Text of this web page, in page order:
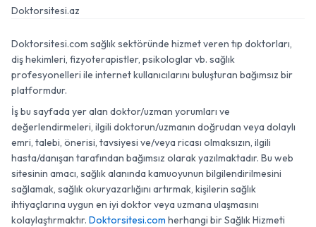
Doktorsitesi.az
Doktorsitesi.com sağlık sektöründe hizmet veren tıp doktorları,
diş hekimleri, fizyoterapistler, psikologlar vb. sağlık
profesyonelleri ile internet kullanıcılarını buluşturan bağımsız bir
platformdur.
İş bu sayfada yer alan doktor/uzman yorumları ve
değerlendirmeleri, ilgili doktorun/uzmanın doğrudan veya dolaylı
emri, talebi, önerisi, tavsiyesi ve/veya ricası olmaksızın, ilgili
hasta/danışan tarafından bağımsız olarak yazılmaktadır. Bu web
sitesinin amacı, sağlık alanında kamuoyunun bilgilendirilmesini
sağlamak, sağlık okuryazarlığını artırmak, kişilerin sağlık
ihtiyaçlarına uygun en iyi doktor veya uzmana ulaşmasını
kolaylaştırmaktır. Doktorsitesi.com herhangi bir Sağlık Hizmeti